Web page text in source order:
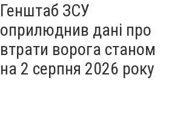
Генштаб ЗСУ
оприлюднив дані про
втрати ворога станом
на 2 серпня 2026 року